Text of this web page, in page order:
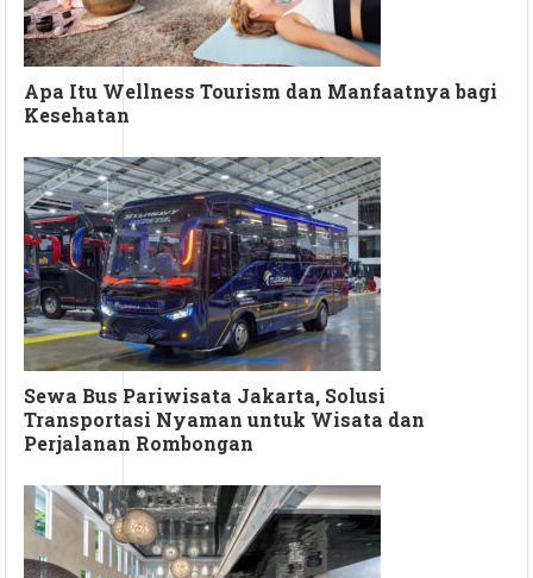
Apa Itu Wellness Tourism dan Manfaatnya bagi
Kesehatan
Sewa Bus Pariwisata Jakarta, Solusi
Transportasi Nyaman untuk Wisata dan
Perjalanan Rombongan